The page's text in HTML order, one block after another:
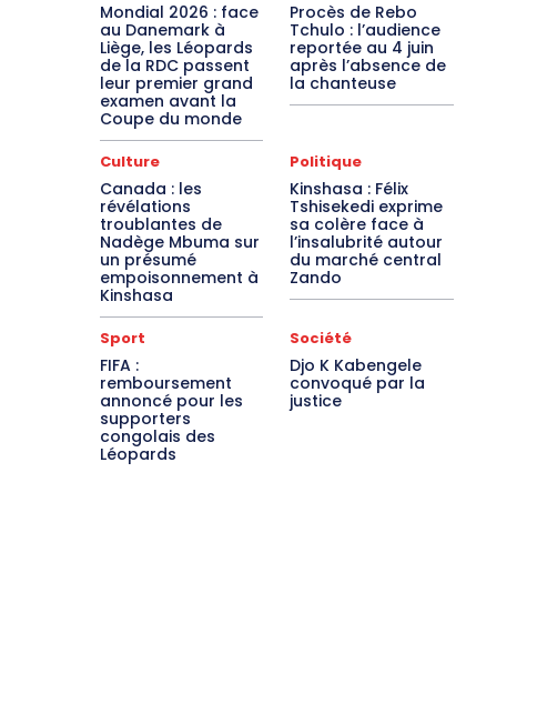
Mondial 2026 : face
au Danemark à
Liège, les Léopards
de la RDC passent
leur premier grand
examen avant la
Coupe du monde
Procès de Rebo
Tchulo : l’audience
reportée au 4 juin
après l’absence de
la chanteuse
Culture
Canada : les
révélations
troublantes de
Nadège Mbuma sur
un présumé
empoisonnement à
Kinshasa
Politique
Kinshasa : Félix
Tshisekedi exprime
sa colère face à
l’insalubrité autour
du marché central
Zando
Sport
FIFA :
remboursement
annoncé pour les
supporters
congolais des
Léopards
Société
Djo K Kabengele
convoqué par la
justice